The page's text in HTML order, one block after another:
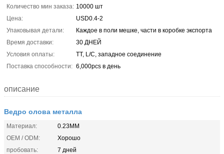
Количество мин заказа: 10000 шт
Цена:
USD0.4-2
Упаковывая детали:
Каждое в поли мешке, части в коробке экспорта
Время доставки:
30 ДНЕЙ
Условия оплаты:
TT, L/C, западное соединение
Поставка способности: 6,000pcs в день
описание
Ведро олова металла
Материал:
0.23MM
OEM / ODM:
Хорошо
пробовать:
7 дней